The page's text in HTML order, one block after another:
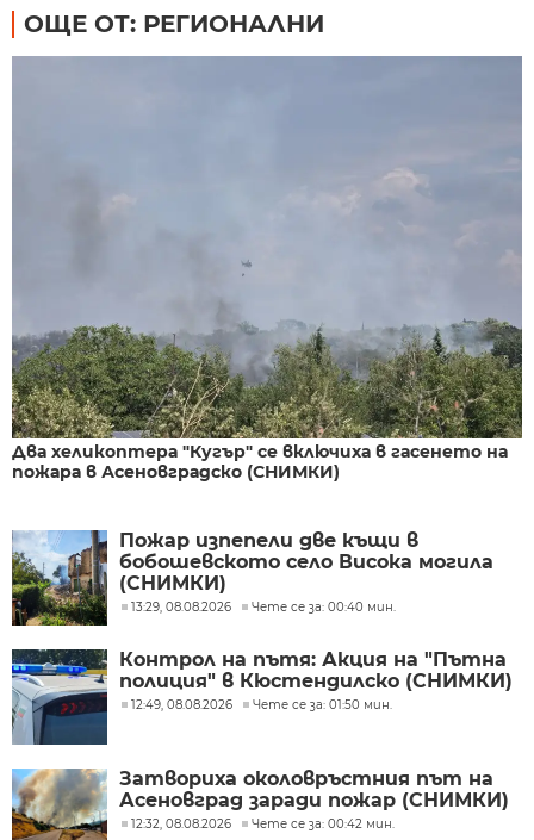
ОЩЕ ОТ: РЕГИОНАЛНИ
Два хеликоптера "Кугър" се включиха в гасенето на
пожара в Асеновградско (СНИМКИ)
Пожар изпепели две къщи в
бобошевското село Висока могила
(СНИМКИ)
13:29, 08.08.2026 Чете се за: 00:40 мин.
Контрол на пътя: Акция на "Пътна
полиция" в Кюстендилско (СНИМКИ)
12:49, 08.08.2026 Чете се за: 01:50 мин.
Затвориха околовръстния път на
Асеновград заради пожар (СНИМКИ)
12:32, 08.08.2026 Чете се за: 00:42 мин.